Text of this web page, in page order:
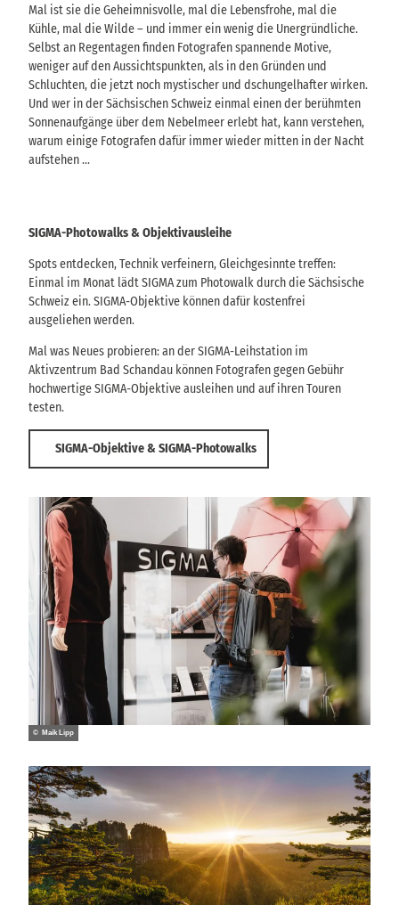
Mal ist sie die Geheimnisvolle, mal die Lebensfrohe, mal die
Kühle, mal die Wilde – und immer ein wenig die Unergründliche.
Selbst an Regentagen finden Fotografen spannende Motive,
weniger auf den Aussichtspunkten, als in den Gründen und
Schluchten, die jetzt noch mystischer und dschungelhafter wirken.
Und wer in der Sächsischen Schweiz einmal einen der berühmten
Sonnenaufgänge über dem Nebelmeer erlebt hat, kann verstehen,
warum einige Fotografen dafür immer wieder mitten in der Nacht
aufstehen ...
SIGMA-Photowalks & Objektivausleihe
Spots entdecken, Technik verfeinern, Gleichgesinnte treffen:
Einmal im Monat lädt SIGMA zum Photowalk durch die Sächsische
Schweiz ein. SIGMA-Objektive können dafür kostenfrei
ausgeliehen werden.
Mal was Neues probieren: an der SIGMA-Leihstation im
Aktivzentrum Bad Schandau können Fotografen gegen Gebühr
hochwertige SIGMA-Objektive ausleihen und auf ihren Touren
testen.
SIGMA-Objektive & SIGMA-Photowalks
© Maik Lipp